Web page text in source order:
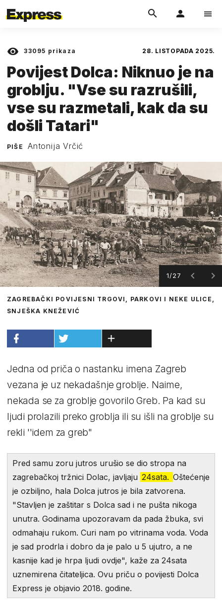
33095 prikaza 28. LISTOPADA 2025.
Povijest Dolca: Niknuo je na
groblju. "Vse su razrušili,
vse su razmetali, kak da su
došli Tatari"
PIŠE Antonija Vrčić
1/27
ZAGREBAČKI POVIJESNI TRGOVI, PARKOVI I NEKE ULICE,
SNJEŠKA KNEŽEVIĆ
Jedna od priča o nastanku imena Zagreb
vezana je uz nekadašnje groblje. Naime,
nekada se za groblje govorilo Greb. Pa kad su
ljudi prolazili preko groblja ili su išli na groblje su
rekli ''idem za greb"
Pred samu zoru jutros urušio se dio stropa na
zagrebačkoj tržnici Dolac, javljaju 24sata. Oštećenje
je ozbiljno, hala Dolca jutros je bila zatvorena.
"Stavljen je zaštitar s Dolca sad i ne pušta nikoga
unutra. Godinama upozoravam da pada žbuka, svi
odmahaju rukom. Curi nam po vitrinama voda. Voda
je sad prodrla i dobro da je palo u 5 ujutro, a ne
kasnije kad je hrpa ljudi ovdje", kaže za 24sata
uznemirena čitateljica. Ovu priču o povijesti Dolca
Express je objavio 2018. godine.